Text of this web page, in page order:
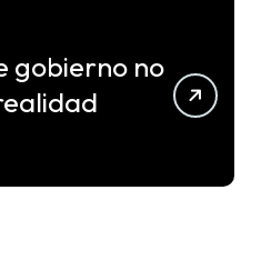
gobierno no